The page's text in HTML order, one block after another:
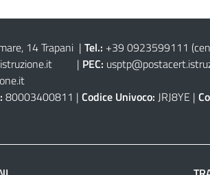
14 Trapani | Tel.: +39 0923599111
| PEC:
80003400811 | Codice Univoco: JRJ8YE |